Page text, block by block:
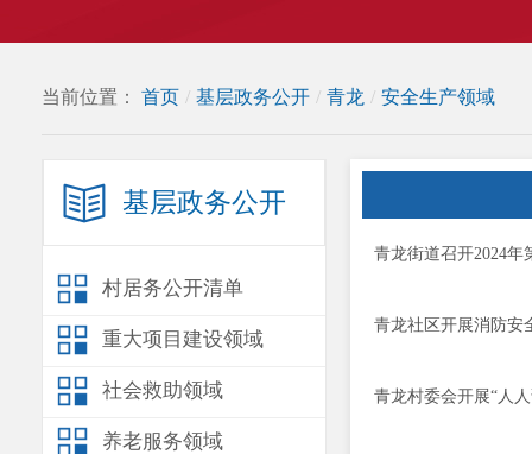
当前位置： 首页 / 基层政务公开 / 青龙 / 安全生产领域
基层政务公开
村居务公开清单
重大项目建设领域
社会救助领域
养老服务领域
青龙街道召开2024
青龙社区开展消防安
青龙村委会开展“人